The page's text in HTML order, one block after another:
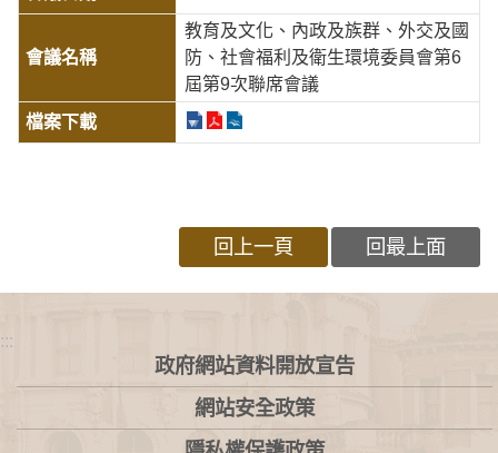
教育及文化、內政及族群、外交及國
防、社會福利及衛生環境委員會第6
屆第9次聯席會議
回上一頁 回最上面
:::
政府網站資料開放宣告
網站安全政策